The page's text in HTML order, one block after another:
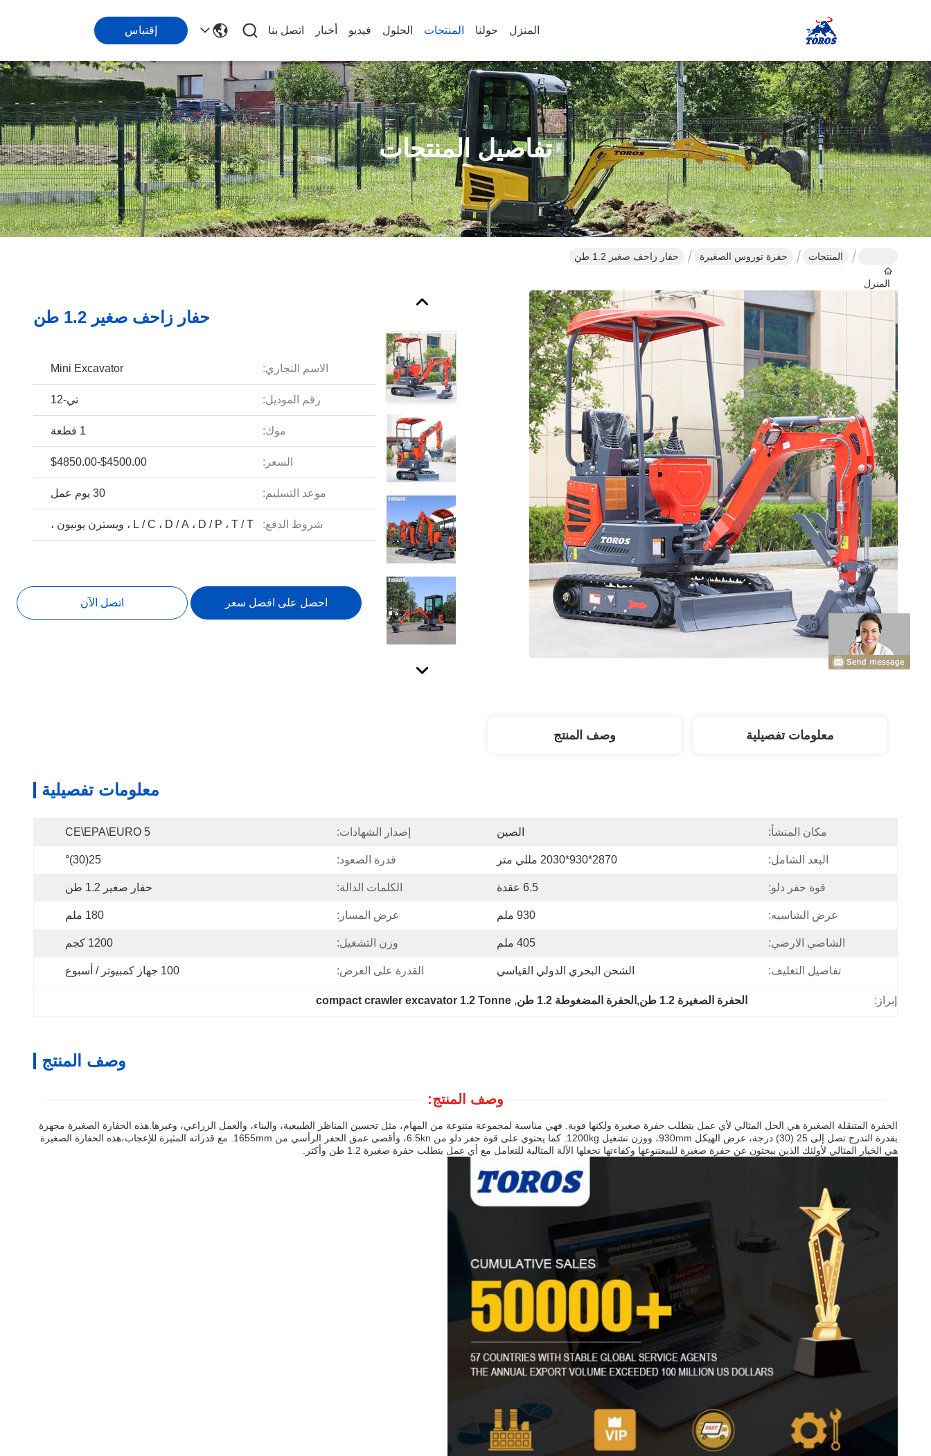
المنزل حولنا المنتجات الحلول فيديو أخبار اتصل بنا إقتباس
تفاصيل المنتجات
المنزل
المنتجات حفرة توروس الصغيرة حفار زاحف صغير 1.2 طن
حفار زاحف صغير 1.2 طن
الاسم التجاري: Mini Excavator
رقم الموديل: تي-12
موك: 1 قطعة
السعر: $4500.00-$4850.00
موعد التسليم: 30 يوم عمل
شروط الدفع: L / C ، D / A ، D / P ، T / T ، ويسترن يونيون ،
احصل على افضل سعر اتصل الآن
معلومات تفصيلية وصف المنتج
معلومات تفصيلية
مكان المنشأ: الصين إصدار الشهادات: CE\EPA\EURO 5
البعد الشامل: 2870*930*2030 مللي متر قدرة الصعود: 25(30)°
قوة حفر دلو: 6.5 عقدة الكلمات الدالة: حفار صغير 1.2 طن
عرض الشاسيه: 930 ملم عرض المسار: 180 ملم
الشاصي الارضي: 405 ملم وزن التشغيل: 1200 كجم
تفاصيل التغليف: الشحن البحري الدولي القياسي القدرة على العرض: 100 جهاز كمبيوتر / أسبوع
إبراز: الحفرة الصغيرة 1.2 طن,الحفرة المضغوطة 1.2 طن ,
compact crawler excavator 1.2 Tonne
وصف المنتج
وصف المنتج:
الحفرة المتنقلة الصغيرة هي الحل المثالي لأي عمل يتطلب حفرة صغيرة ولكنها قوية. فهي مناسبة لمجموعة متنوعة من المهام، مثل تحسين المناظر الطبيعية، والبناء، والعمل الزراعي، وغيرها.هذه الحفارة الصغيرة مجهزة
بقدرة التدرج تصل إلى 25 (30) درجة، عرض الهيكل 930mm، ووزن تشغيل 1200kg. كما يحتوي على قوة حفر دلو من 6.5kn، وأقصى عمق الحفر الرأسي من 1655mm. مع قدراته المثيرة للإعجاب،هذه الحفارة الصغيرة
هي الخيار المثالي لأولئك الذين يبحثون عن حفرة صغيرة للبيعتنوعها وكفاءتها تجعلها الآلة المثالية للتعامل مع أي عمل يتطلب حفرة صغيرة 1.2 طن وأكثر.